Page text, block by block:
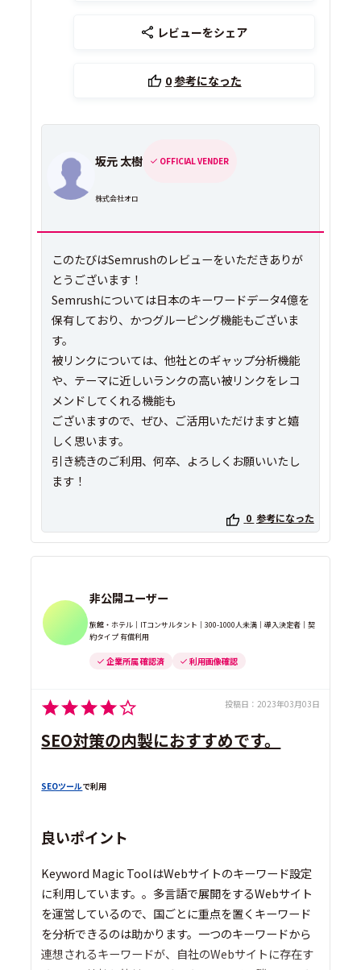
レビューをシェア
0参考になった
坂元 太樹 OFFICIAL VENDER
株式会社オロ
このたびはSemrushのレビューをいただきありが
とうございます！
Semrushについては日本のキーワードデータ4億を
保有しており、かつグルーピング機能もございま
す。
被リンクについては、他社とのギャップ分析機能
や、テーマに近しいランクの高い被リンクをレコ
メンドしてくれる機能も
ございますので、ぜひ、ご活用いただけますと嬉
しく思います。
引き続きのご利用、何卒、よろしくお願いいたし
ます！
0 参考になった
非公開ユーザー
旅館・ホテル｜ITコンサルタント｜300-1000人未満｜導入決定者｜契
約タイプ 有償利用
企業所属 確認済 利用画像確認
投稿日： 2023年03月03日
SEO対策の内製におすすめです。
SEOツールで利用
良いポイント
Keyword Magic ToolはWebサイトのキーワード設定
に利用しています。。多言語で展開をするWebサイト
を運営しているので、国ごとに重点を置くキーワード
を分析できるのは助かります。一つのキーワードから
連想されるキーワードが、自社のWebサイトに存在す